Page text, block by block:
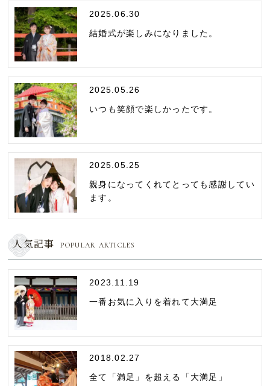
2025.06.30
結婚式が楽しみになりました。
2025.05.26
いつも笑顔で楽しかったです。
2025.05.25
親身になってくれてとっても感謝してい
ます。
人気記事 POPULAR ARTICLES
2023.11.19
一番お気に入りを着れて大満足
2018.02.27
全て「満足」を超える「大満足」